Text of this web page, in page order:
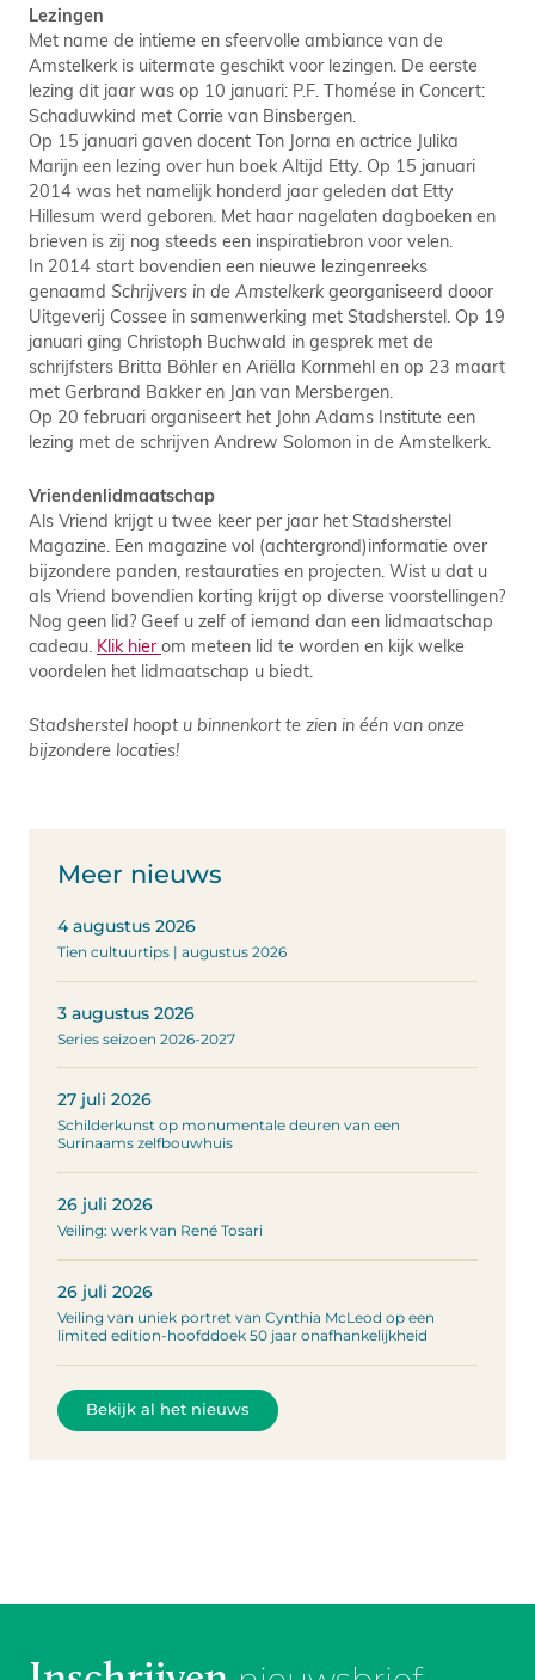
Lezingen
Met name de intieme en sfeervolle ambiance van de
Amstelkerk is uitermate geschikt voor lezingen. De eerste
lezing dit jaar was op 10 januari: P.F. Thomése in Concert:
Schaduwkind met Corrie van Binsbergen.
Op 15 januari gaven docent Ton Jorna en actrice Julika
Marijn een lezing over hun boek Altijd Etty. Op 15 januari
2014 was het namelijk honderd jaar geleden dat Etty
Hillesum werd geboren. Met haar nagelaten dagboeken en
brieven is zij nog steeds een inspiratiebron voor velen.
In 2014 start bovendien een nieuwe lezingenreeks
genaamd Schrijvers in de Amstelkerk georganiseerd dooor
Uitgeverij Cossee in samenwerking met Stadsherstel. Op 19
januari ging Christoph Buchwald in gesprek met de
schrijfsters Britta Böhler en Ariëlla Kornmehl en op 23 maart
met Gerbrand Bakker en Jan van Mersbergen.
Op 20 februari organiseert het John Adams Institute een
lezing met de schrijven Andrew Solomon in de Amstelkerk.
Vriendenlidmaatschap
Als Vriend krijgt u twee keer per jaar het Stadsherstel
Magazine. Een magazine vol (achtergrond)informatie over
bijzondere panden, restauraties en projecten. Wist u dat u
als Vriend bovendien korting krijgt op diverse voorstellingen?
Nog geen lid? Geef u zelf of iemand dan een lidmaatschap
cadeau. Klik hierom meteen lid te worden en kijk welke
voordelen het lidmaatschap u biedt.
Stadsherstel hoopt u binnenkort te zien in één van onze
bijzondere locaties!
Meer nieuws
4 augustus 2026
Tien cultuurtips | augustus 2026
3 augustus 2026
Series seizoen 2026-2027
27 juli 2026
Schilderkunst op monumentale deuren van een
Surinaams zelfbouwhuis
26 juli 2026
Veiling: werk van René Tosari
26 juli 2026
Veiling van uniek portret van Cynthia McLeod op een
limited edition-hoofddoek 50 jaar onafhankelijkheid
Bekijk al het nieuws